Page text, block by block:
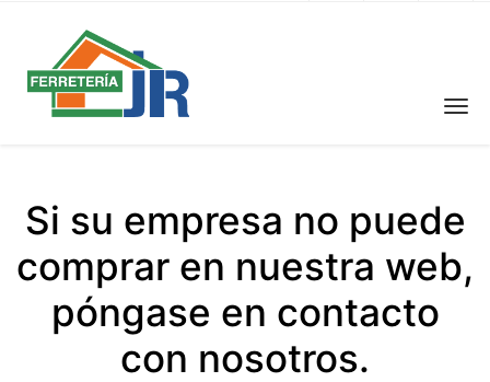
Si su empresa no puede
comprar en nuestra web,
póngase en contacto
con nosotros.